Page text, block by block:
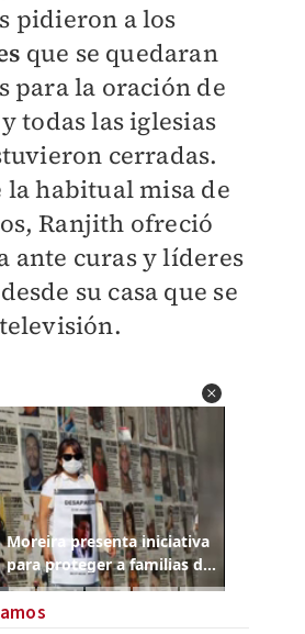
pidieron a los
que se quedaran
para la oración de
todas las iglesias
cerradas.
la habitual misa de
Ranjith ofreció
ante curas y líderes
su casa que se